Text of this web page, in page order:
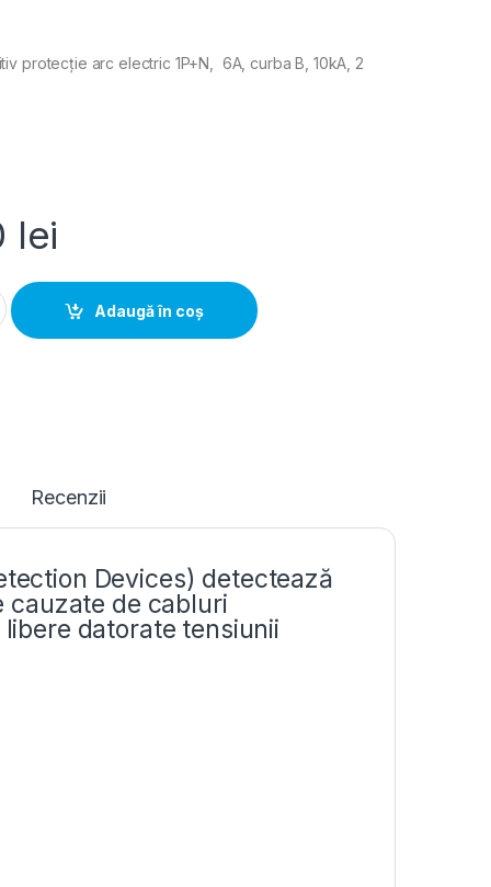
protecție arc electric 1P+N, 6A, curba B, 10kA, 2
lei
electric AFDD MCB 1P+N 6A curba B 10kA, Hager |
Adaugă în coș
Recenzii
Devices) detectează
cauzate de cabluri
datorate tensiunii